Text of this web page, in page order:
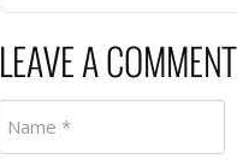
LEAVE A COMMENT